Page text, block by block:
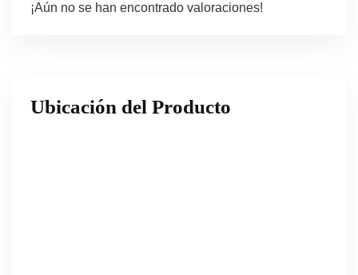
¡Aún no se han encontrado valoraciones!
Ubicación del Producto